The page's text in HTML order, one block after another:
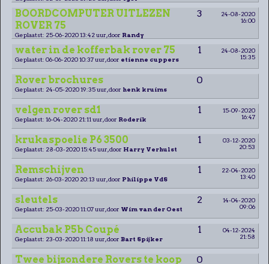
BOORDCOMPUTER UITLEZEN
ROVER 75
3
24-08-2020
16:00
Geplaatst: 25-06-2020 13:42 uur, door Randy
water in de kofferbak rover 75 1
24-08-2020
15:35
Geplaatst: 06-06-2020 10:37 uur, door etienne cuppers
Rover brochures 0
Geplaatst: 24-05-2020 19:35 uur, door henk kruims
velgen rover sd1 1
15-09-2020
16:47
Geplaatst: 16-04-2020 21:11 uur, door Roderik
krukaspoelie P6 3500 1
03-12-2020
20:53
Geplaatst: 28-03-2020 15:45 uur, door Harry Verhulst
Remschijven 1
22-04-2020
13:40
Geplaatst: 26-03-2020 20:13 uur, door Philippe VdS
sleutels 2
14-04-2020
09:06
Geplaatst: 25-03-2020 11:07 uur, door Wim van der Oest
Accubak P5b Coupé 1
04-12-2024
21:58
Geplaatst: 23-03-2020 11:18 uur, door Bart Spijker
Twee bijzondere Rovers te koop 0